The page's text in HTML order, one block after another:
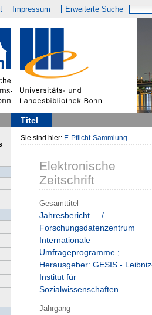
Impressum Erweiterte Suche
Titel
Sie sind hier: E-Pflicht-Sammlung
Elektronische
Zeitschrift
Gesamttitel
Jahresbericht ... /
Forschungsdatenzentrum
Internationale
Umfrageprogramme ;
Herausgeber: GESIS -
Institut für
Sozialwissenschaften
Jahrgang